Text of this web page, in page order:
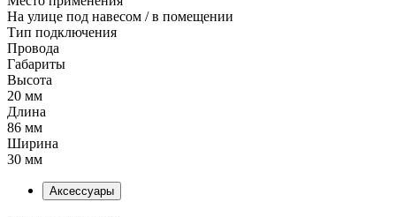
На улице под навесом / в помещении
Тип подключения
Провода
Габариты
Высота
20 мм
Длина
86 мм
Ширина
30 мм
Аксессуары